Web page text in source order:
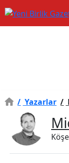
/ Yazarlar /